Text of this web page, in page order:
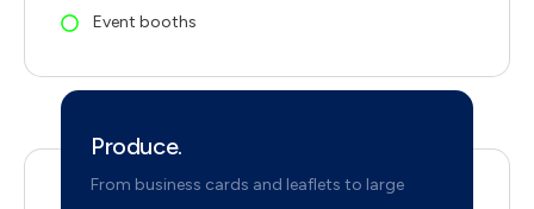
Event booths
Produce.
From business cards and leaflets to large